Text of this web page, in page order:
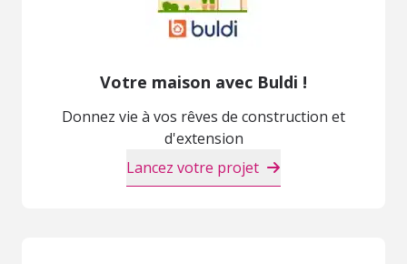
Votre maison avec Buldi !
Donnez vie à vos rêves de construction et
d'extension
Lancez votre projet